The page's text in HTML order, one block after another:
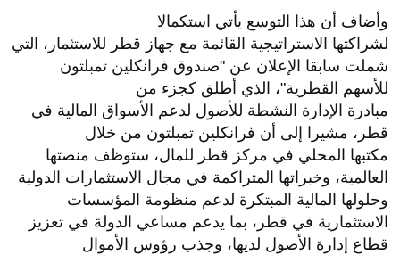
وأضاف أن هذا التوسع يأتي استكمالا
لشراكتها الاستراتيجية القائمة مع جهاز قطر للاستثمار، التي
شملت سابقا الإعلان عن "صندوق فرانكلين تمبلتون
للأسهم القطرية"، الذي أطلق كجزء من
مبادرة الإدارة النشطة للأصول لدعم الأسواق المالية في
قطر، مشيرا إلى أن فرانكلين تمبلتون من خلال
مكتبها المحلي في مركز قطر للمال، ستوظف منصتها
العالمية، وخبراتها المتراكمة في مجال الاستثمارات الدولية
وحلولها المالية المبتكرة لدعم منظومة المؤسسات
الاستثمارية في قطر، بما يدعم مساعي الدولة في تعزيز
قطاع إدارة الأصول لديها، وجذب رؤوس الأموال